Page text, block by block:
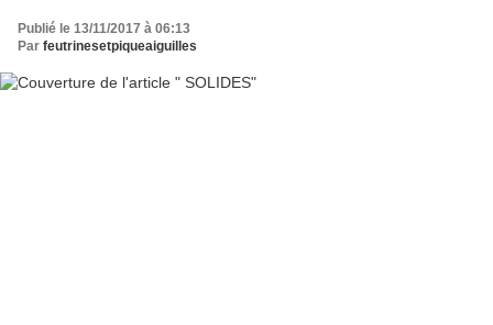
Publié le 13/11/2017 à 06:13
Par feutrinesetpiqueaiguilles